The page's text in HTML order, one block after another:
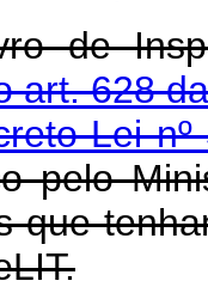
de
art. 628
Lei
pelo
que